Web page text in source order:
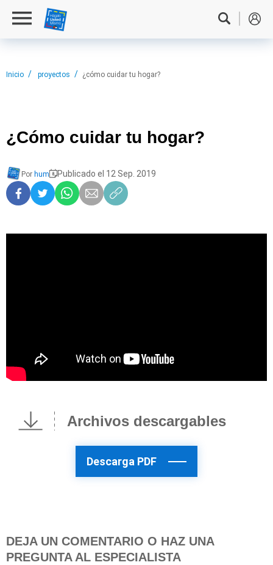
Inicio proyectos ¿cómo cuidar tu hogar?
¿Cómo cuidar tu hogar?
Por hum Publicado el 12 Sep. 2019
Archivos descargables
Descarga PDF
DEJA UN COMENTARIO O HAZ UNA
PREGUNTA AL ESPECIALISTA